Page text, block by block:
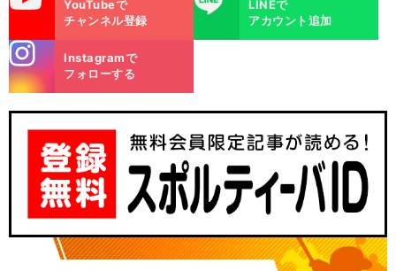
YouTubeで
チャンネル登録
LINEで
アカウント追加
m
Instagramで
フォローする